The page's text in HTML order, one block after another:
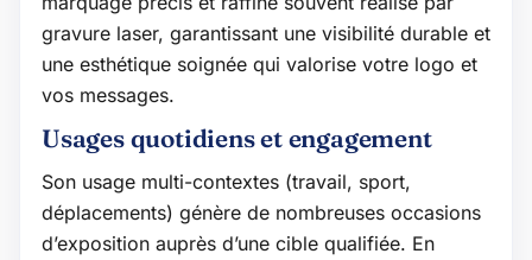
gravure laser, garantissant une visibilité durable et
une esthétique soignée qui valorise votre logo et
vos messages.
Usages quotidiens et engagement
Son usage multi-contextes (travail, sport,
déplacements) génère de nombreuses occasions
d’exposition auprès d’une cible qualifiée. En